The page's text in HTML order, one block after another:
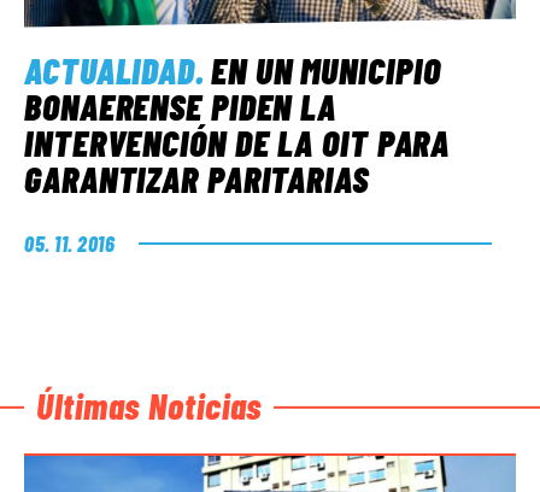
ACTUALIDAD.EN UN MUNICIPIO
BONAERENSE PIDEN LA
INTERVENCIÓN DE LA OIT PARA
GARANTIZAR PARITARIAS
05. 11. 2016
Últimas Noticias